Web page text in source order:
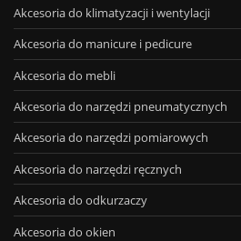
Akcesoria do klimatyzacji i wentylacji
Akcesoria do manicure i pedicure
Akcesoria do mebli
Akcesoria do narzędzi pneumatycznych
Akcesoria do narzędzi pomiarowych
Akcesoria do narzędzi ręcznych
Akcesoria do odkurzaczy
Akcesoria do okien